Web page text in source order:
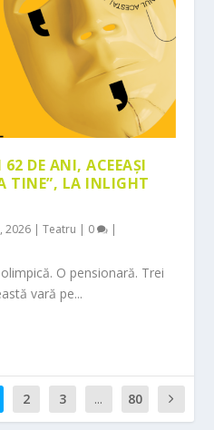
DE ANI, ACEEAȘI
TINE”, LA INLIGHT
2026 |Teatru | 0 |
O pensionară. Trei
vară pe...
2 3 ... 80